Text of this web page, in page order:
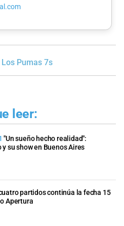
Los Pumas 7s
leer:
"Un sueño hecho realidad":
su show en Buenos Aires
partidos continúa la fecha 15
Apertura